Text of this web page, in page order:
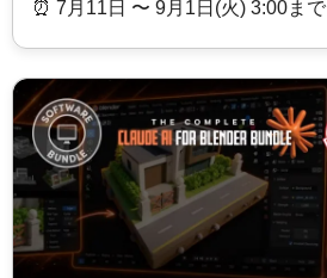
⏰️ 7月11日 〜 9月1日(火) 3:00まで